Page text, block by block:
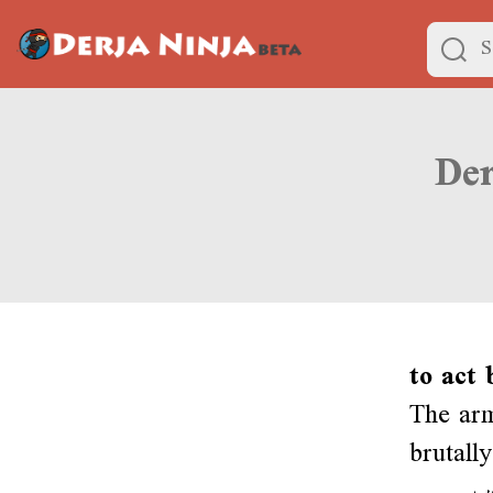
to act
The